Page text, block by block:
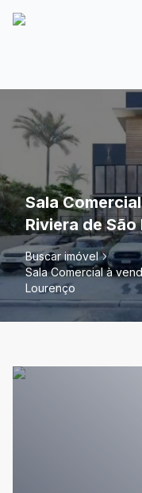
Sala
Riviera de
Buscar imóvel
Sala Comercial à
Lourenço